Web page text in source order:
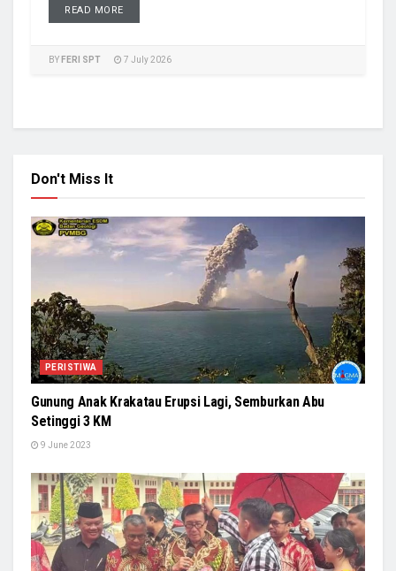
READ MORE
BY FERI SPT 7 July 2026
Don't Miss It
PERISTIWA
Gunung Anak Krakatau Erupsi Lagi, Semburkan Abu
Setinggi 3 KM
9 June 2023